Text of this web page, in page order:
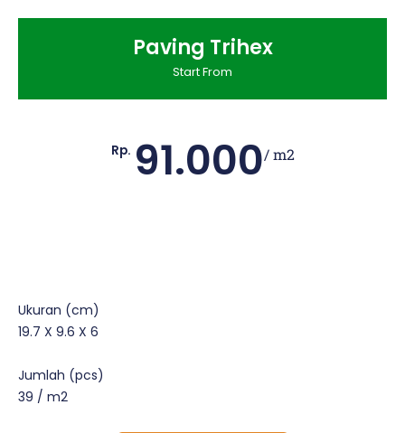
Paving Trihex
Start From
Rp. 91.000/ m2
Ukuran (cm)
19.7 X 9.6 X 6
Jumlah (pcs)
39 / m2